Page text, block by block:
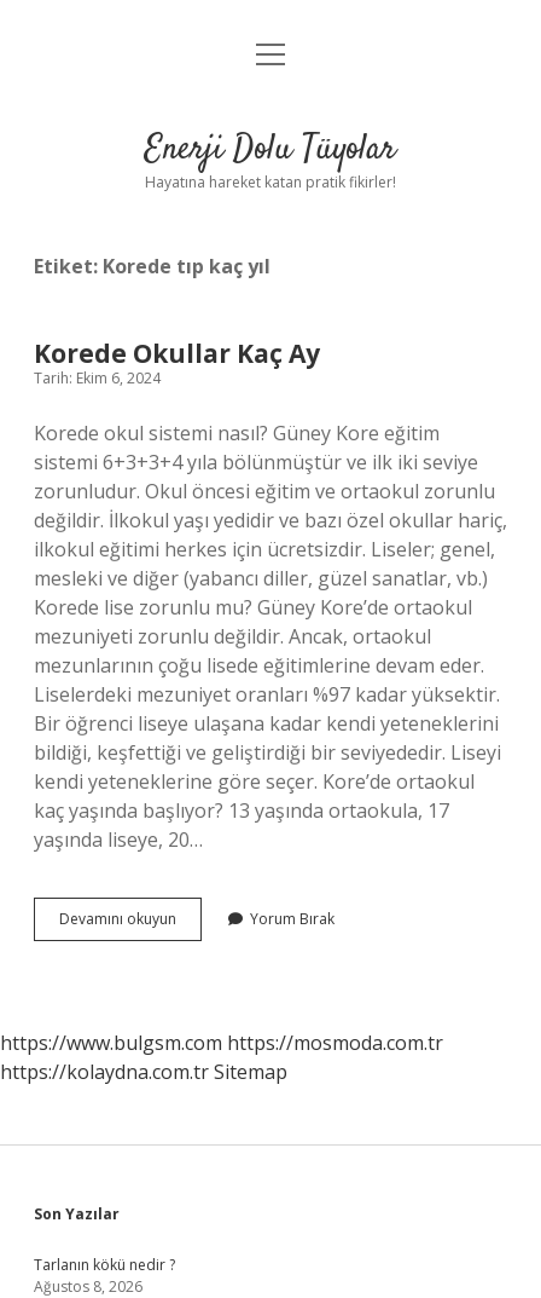
Anasayfa
Yasal Uyarı
menüyü
Enerji Dolu Tüyolar
Hayatına hareket katan pratik fikirler!
Etiket: Korede tıp kaç yıl
Korede Okullar Kaç Ay
Tarih: Ekim 6, 2024
Korede okul sistemi nasıl? Güney Kore eğitim
sistemi 6+3+3+4 yıla bölünmüştür ve ilk iki seviye
zorunludur. Okul öncesi eğitim ve ortaokul zorunlu
değildir. İlkokul yaşı yedidir ve bazı özel okullar hariç,
ilkokul eğitimi herkes için ücretsizdir. Liseler; genel,
mesleki ve diğer (yabancı diller, güzel sanatlar, vb.)
Korede lise zorunlu mu? Güney Kore’de ortaokul
mezuniyeti zorunlu değildir. Ancak, ortaokul
mezunlarının çoğu lisede eğitimlerine devam eder.
Liselerdeki mezuniyet oranları %97 kadar yüksektir.
Bir öğrenci liseye ulaşana kadar kendi yeteneklerini
bildiği, keşfettiği ve geliştirdiği bir seviyededir. Liseyi
kendi yeteneklerine göre seçer. Kore’de ortaokul
kaç yaşında başlıyor? 13 yaşında ortaokula, 17
yaşında liseye, 20…
Devamını okuyun
Okullar
Yorum Bırak
https://www.bulgsm.com https://mosmoda.com.tr
https://kolaydna.com.trSitemap
Sidebar
Son Yazılar
Tarlanın kökü nedir ?
Ağustos 8, 2026